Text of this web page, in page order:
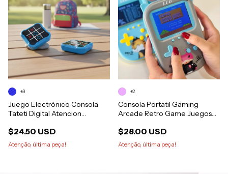
Juego Electrónico Consola
Tateti Digital Atencion
$24.50 USD
Atenção, última peça!
+3
Consola Portatil Gaming
Arcade Retro Game Juegos
$28.00 USD
Atenção, última peça!
+2